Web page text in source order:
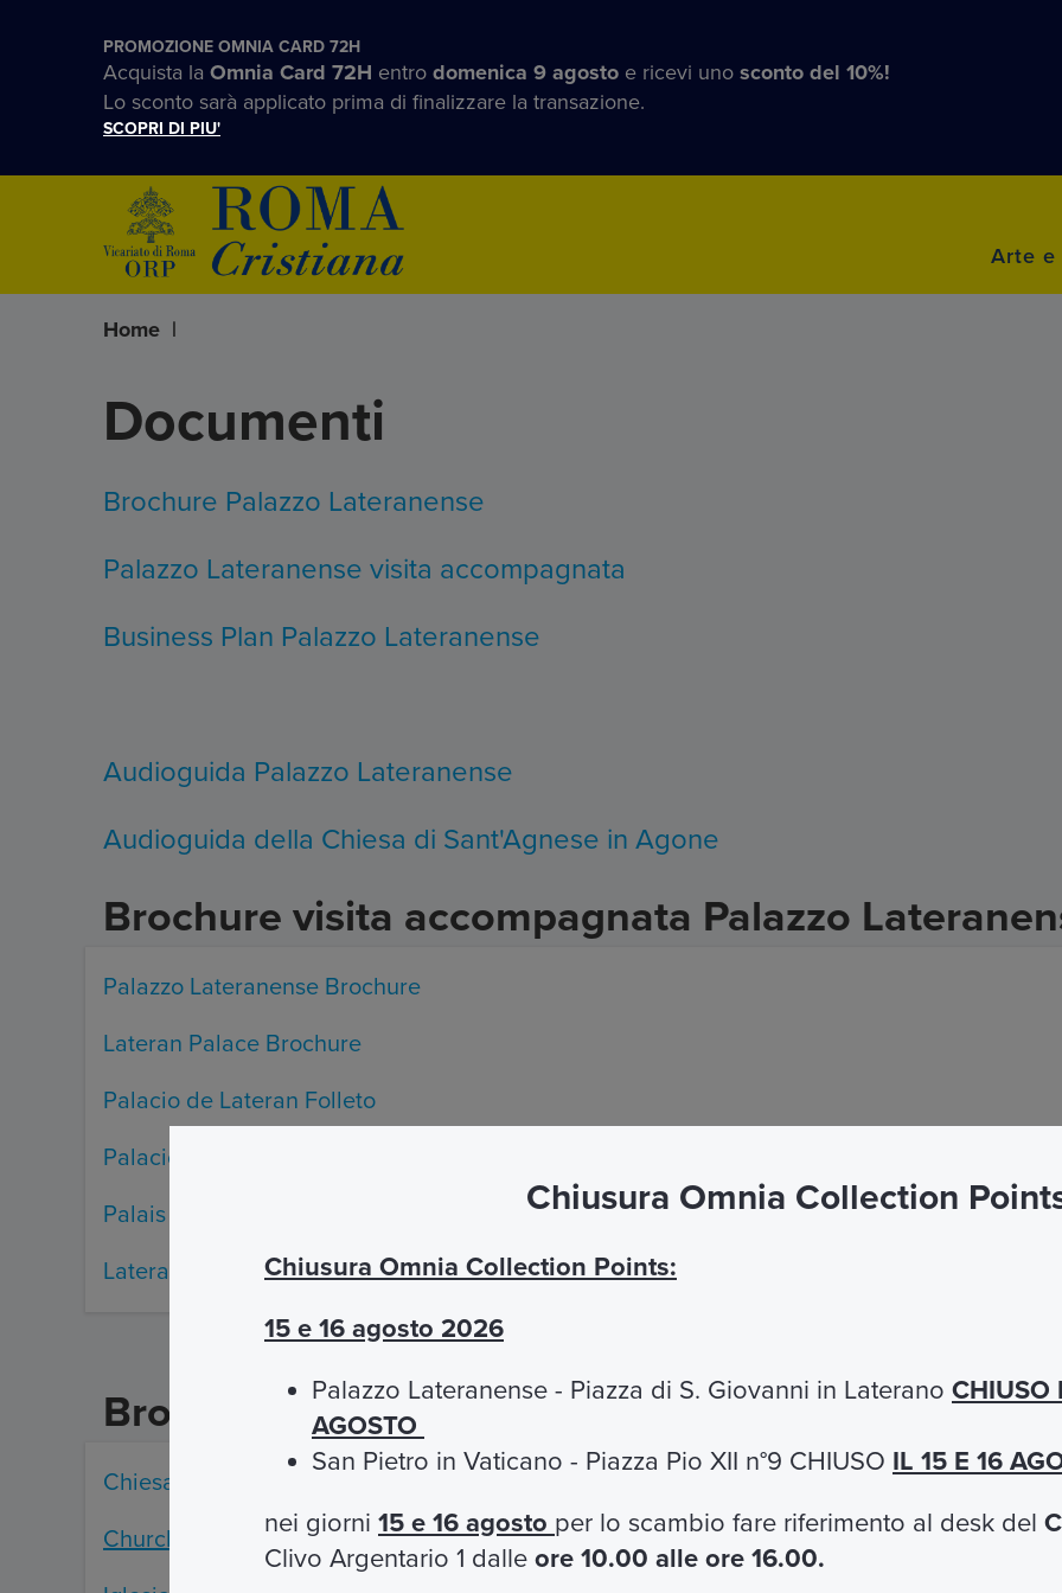
PROMOZIONE OMNIA CARD 72H
Acquista la Omnia Card 72H entro domenica 9 agosto e ricevi uno sconto del 10%!
Lo sconto sarà applicato prima di finalizzare la transazione.
SCOPRI DI PIU'
Arte e
Home |
Documenti
Brochure Palazzo Lateranense
Palazzo Lateranense visita accompagnata
Business Plan Palazzo Lateranense
Audioguida Palazzo Lateranense
Audioguida della Chiesa di Sant'Agnese in Agone
Brochure visita accompagnata Palazzo
Palazzo Lateranense Brochure
Lateran Palace Brochure
Palacio de Lateran Folleto
Palacio de Latrão Brochure
Palais de Lateran Brochure
Lateranpalast Broschüre
Brochure visita accompagnata Chiesa S.Agnese
Chiesa S.Agnese in Agone
Church of Saint Agnes in Agone brochure
Chiusura Omnia Collection
Chiusura Omnia Collection Points:
15 e 16 agosto 2026
Palazzo Lateranense - Piazza di S. Giovanni in Laterano CHIUSO
AGOSTO
San Pietro in Vaticano - Piazza Pio XII n°9 CHIUSO IL 15 E 16
nei giorni 15 e 16 agosto per lo scambio fare riferimento al desk del
Clivo Argentario 1 dalle ore 10.00 alle ore 16.00.